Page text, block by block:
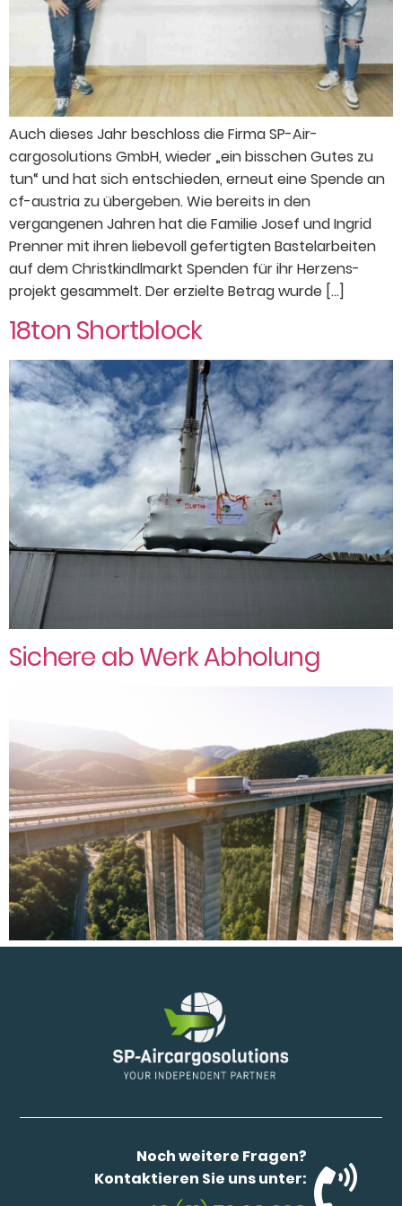
Auch dieses Jahr beschloss die Firma SP-Air­
cargosolutions GmbH, wieder „ein bisschen Gutes zu
tun“ und hat sich entschieden, er­neut eine Spende an
cf-austria zu übergeben. Wie bereits in den
vergangenen Jahren hat die Familie Josef und Ingrid
Prenner mit ihren liebevoll gefertigten Bastelarbeiten
auf dem Christkindlmarkt Spenden für ihr Herzens­
projekt gesammelt. Der erzielte Betrag wurde […]
18ton Shortblock
Sichere ab Werk Abholung
Noch weitere Fragen?
Kontaktieren Sie uns unter: